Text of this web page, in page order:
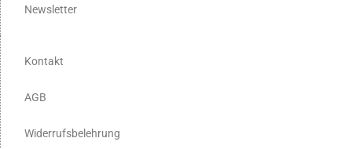
Newsletter
Kontakt
AGB
Widerrufsbelehrung